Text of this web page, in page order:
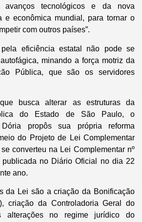
avanços tecnológicos e da nova
e econômica mundial, para tornar o
com outros países”.
eficiência estatal não pode se
minando a força motriz da
Pública, que são os servidores
busca alterar as estruturas da
do Estado de São Paulo, o
propôs sua própria reforma
do Projeto de Lei Complementar
converteu na Lei Complementar nº
publicada no Diário Oficial no dia 22
ano.
da Lei são a criação da Bonificação
criação da Controladoria Geral do
alterações no regime jurídico do